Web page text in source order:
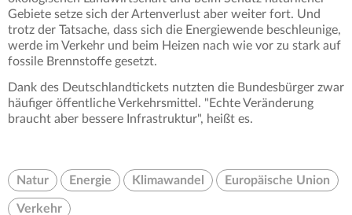
Gebiete setze sich der Artenverlust aber weiter fort. Und
trotz der Tatsache, dass sich die Energiewende beschleunige,
werde im Verkehr und beim Heizen nach wie vor zu stark auf
fossile Brennstoffe gesetzt.
Dank des Deutschlandtickets nutzten die Bundesbürger zwar
häufiger öffentliche Verkehrsmittel. "Echte Veränderung
braucht aber bessere Infrastruktur", heißt es.
Natur Energie Klimawandel Europäische Union
Verkehr